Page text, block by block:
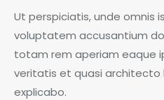
Ut perspiciatis, unde omnis
voluptatem accusantium
totam rem aperiam eaque
veritatis et quasi
explicabo.